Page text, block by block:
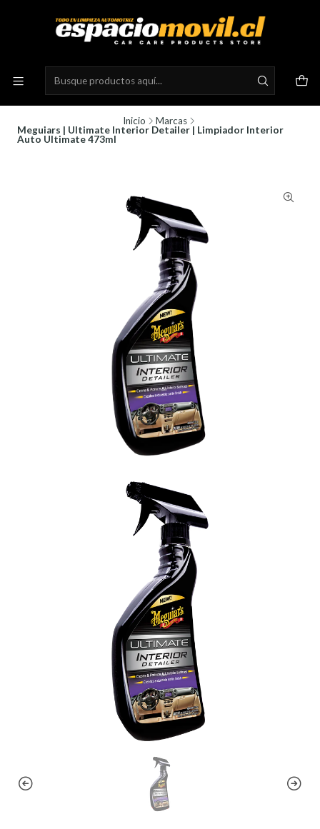
Inicio
Marcas
Meguiars | Ultimate Interior Detailer | Limpiador Interior
Auto Ultimate 473ml